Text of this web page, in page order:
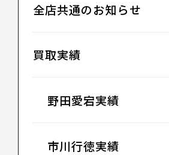
全店共通のお知らせ
買取実績
野田愛宕実績
市川行徳実績